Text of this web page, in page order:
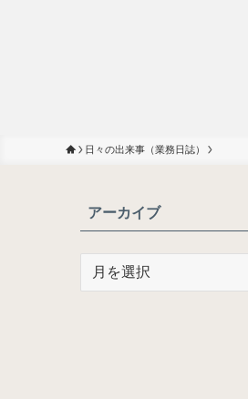
日々の出来事（業務日誌）
アーカイブ